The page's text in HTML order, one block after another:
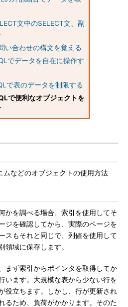
文中のSELECT文、副
合わせの構文を覚える
でデータを自在に操作す
で表のデータを制限する
で便利なオブジェクトを
ムなどのオブジェクトの使用方法
かを調べる場合、索引を使用してそ
ジを確認してから、実際のページを
スもそれと同じで、列値を使用して
領域に保存します。
まず索引からポインタを取得してか
います。大規模な表から少ない行を
役立ちます。しかし、行が更新され
るため、負荷がかかります。そのた